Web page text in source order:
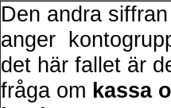
Den andra siffran
anger
det här fallet är
fråga om kassa